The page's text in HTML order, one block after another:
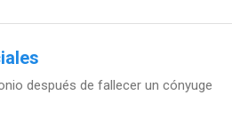
después de fallecer un cónyuge